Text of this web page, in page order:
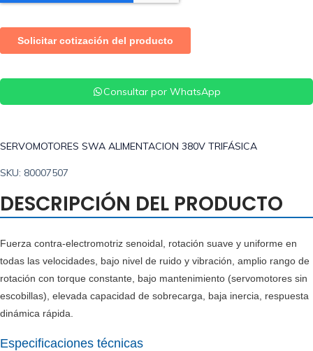
Consultar por WhatsApp
SERVOMOTORES SWA ALIMENTACION 380V TRIFÁSICA
SKU: 80007507
DESCRIPCIÓN DEL PRODUCTO
Fuerza contra-electromotriz senoidal, rotación suave y uniforme en
todas las velocidades, bajo nivel de ruido y vibración, amplio rango de
rotación con torque constante, bajo mantenimiento (servomotores sin
escobillas), elevada capacidad de sobrecarga, baja inercia, respuesta
dinámica rápida.
Especificaciones técnicas